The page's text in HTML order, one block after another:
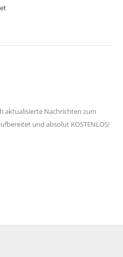
aktualisierte Nachrichten zum
und absolut KOSTENLOS!